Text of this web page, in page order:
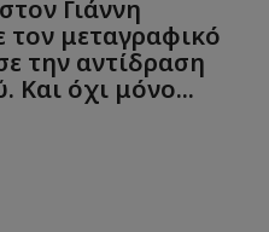
Γιάννη
μεταγραφικό
την αντίδραση
Και όχι μόνο...